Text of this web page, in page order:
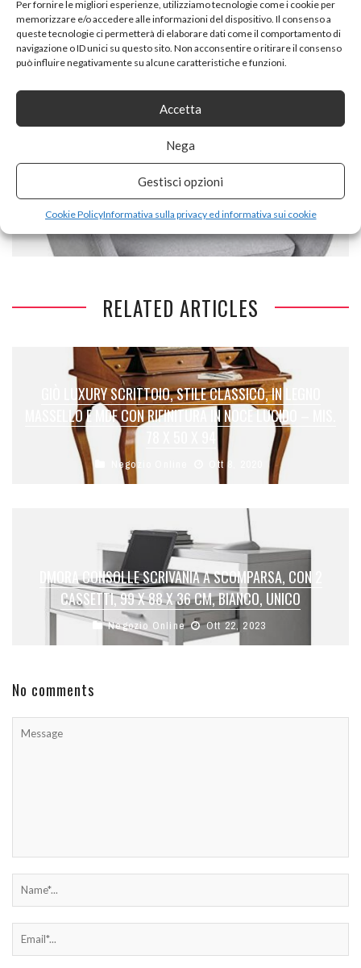
Per fornire le migliori esperienze, utilizziamo tecnologie come i cookie per
memorizzare e/o accedere alle informazioni del dispositivo. Il consenso a
queste tecnologie ci permetterà di elaborare dati come il comportamento di
navigazione o ID unici su questo sito. Non acconsentire o ritirare il consenso
può influire negativamente su alcune caratteristiche e funzioni.
Accetta
Nega
Gestisci opzioni
Cookie PolicyInformativa sulla privacy ed informativa sui cookie
FESTNIGHT SET 2 CASSAPANCHE CONTENITORE INGRESSO
A 2 POSTI IN GIUNCO GRIGIO/MARRONE,PANCA
CONTENITORE INGRESSO,PANCA CONTENITORE
CAMERETTA,PANCA CONTENITORE INTERNO
NEXT ARTICLE
AC DESIGN FURNITURE WENDY SEDIA A DONDOLO,
TESSUTO, GRIGIO CHIARO, 71 X 57 X 81 CM
RELATED ARTICLES
GIÒ LUXURY SCRITTOIO, STILE CLASSICO, IN LEGNO
MASSELLO E MDF CON RIFINITURA IN NOCE LUCIDO – MIS.
Negozio Online Ott 8, 2020
DMORA CONSOLLE SCRIVANIA A SCOMPARSA, CON 2
CASSETTI, 99 X 88 X 36 CM, BIANCO, UNICO
Negozio Online Ott 22, 2023
No comments